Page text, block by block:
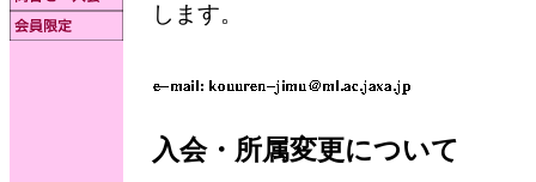
します。
入会・所属変更について